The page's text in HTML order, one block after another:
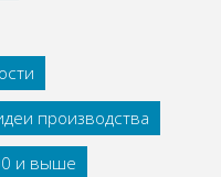
производства
и выше